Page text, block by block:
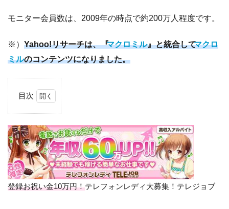
モニター会員数は、2009年の時点で約200万人程度です。
※） Yahoo!リサーチは、『マクロミル』と統合してマクロ
ミルのコンテンツになりました。
目次
リサー
チにつ
いて
1.1 ア
ン
ケ
登録お祝い金10万円！テレフォンレディ大募集！テレジョブ